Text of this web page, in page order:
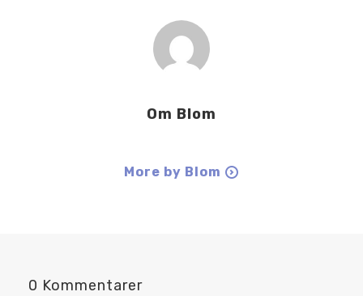
Om Blom
More by Blom
0 Kommentarer